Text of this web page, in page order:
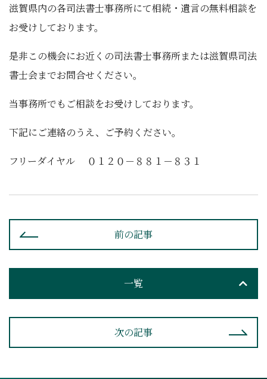
滋賀県内の各司法書士事務所にて相続・遺言の無料相談を
お受けしております。
是非この機会にお近くの司法書士事務所または滋賀県司法
書士会までお問合せください。
当事務所でもご相談をお受けしております。
下記にご連絡のうえ、ご予約ください。
フリーダイヤル ０１２０－８８１－８３１
前の記事
一覧
次の記事